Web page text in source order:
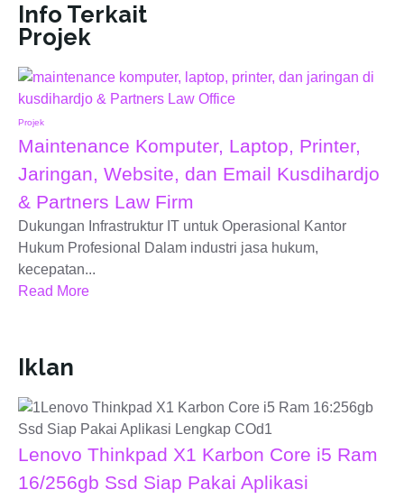
Info Terkait
Projek
Projek
Maintenance Komputer, Laptop, Printer,
Jaringan, Website, dan Email Kusdihardjo
& Partners Law Firm
Dukungan Infrastruktur IT untuk Operasional Kantor
Hukum Profesional Dalam industri jasa hukum,
kecepatan...
Read More
Iklan
Lenovo Thinkpad X1 Karbon Core i5 Ram
16/256gb Ssd Siap Pakai Aplikasi